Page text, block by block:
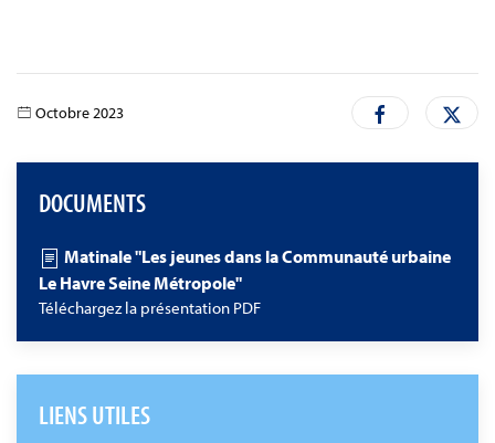
Octobre 2023
DOCUMENTS
Matinale "Les jeunes dans la Communauté urbaine
Le Havre Seine Métropole"
Téléchargez la présentation PDF
LIENS UTILES